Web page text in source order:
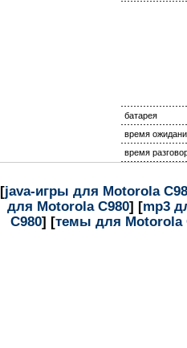
батарея
время
время
[java-игры для Motorola
для Motorola C980] [mp3
C980] [темы для Motorola